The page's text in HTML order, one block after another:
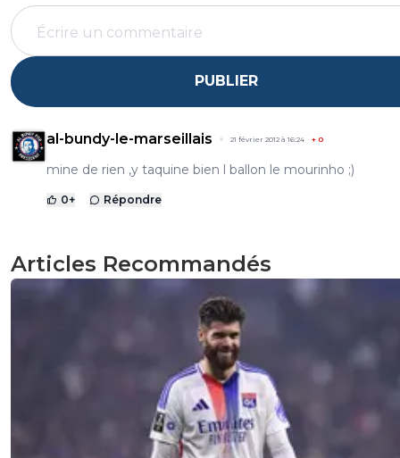
PUBLIER
al-bundy-le-marseillais 21 février 2012 à 16:24 + 0
mine de rien ,y taquine bien l ballon le mourinho ;)
0+ Répondre
Articles Recommandés